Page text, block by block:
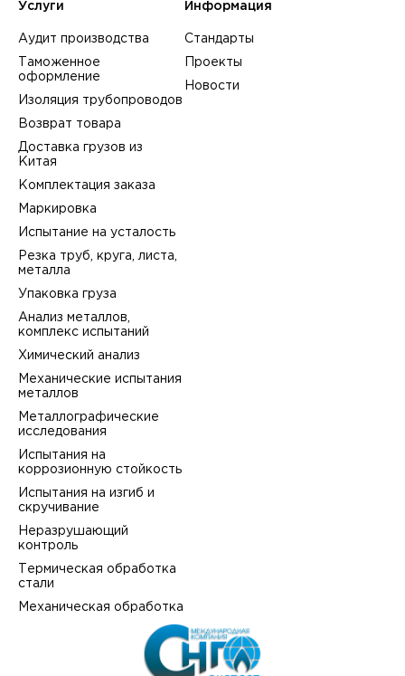
Услуги
Аудит производства
Таможенное
оформление
Изоляция трубопроводов
Возврат товара
Доставка грузов из
Китая
Комплектация заказа
Маркировка
Испытание на усталость
Резка труб, круга, листа,
металла
Упаковка груза
Анализ металлов,
комплекс испытаний
Химический анализ
Механические испытания
металлов
Металлографические
исследования
Испытания на
коррозионную стойкость
Испытания на изгиб и
скручивание
Неразрушающий
контроль
Термическая обработка
стали
Механическая обработка
Информация
Стандарты
Проекты
Новости